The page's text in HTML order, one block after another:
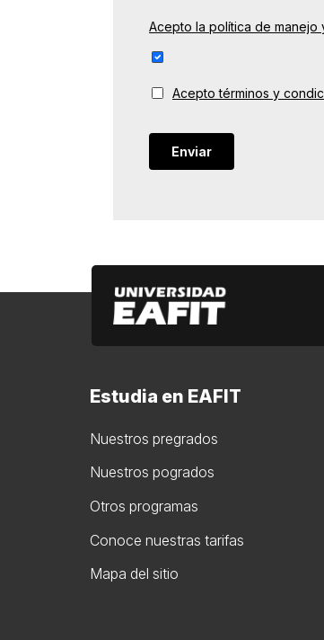
Acepto la política de manejo
Acepto términos y
Estudia en EAFIT
Nuestros pregrados
Nuestros pogrados
Otros programas
Conoce nuestras tarifas
Mapa del sitio